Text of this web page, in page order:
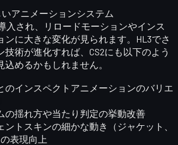
アニメーションシステム
入され、リロードモーションやインス
ンに大きな変化が見られます。HL3でさ
技術が進化すれば、CS2にも以下のよう
めるかもしれません。
のインスペクトアニメーションのバリエ
の揺れ方や当たり判定の挙動改善
ントスキンの細かな動き（ジャケット、
表現向上